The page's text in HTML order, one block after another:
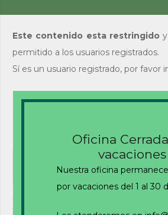
Este contenido esta restringido
permitido a los usuarios registrados.
Sí es un usuario registrado, por favor
Nombre de usuario o correo
Oficina
vacaciones
Nuestra oficina
por vacaciones del 1 al 30